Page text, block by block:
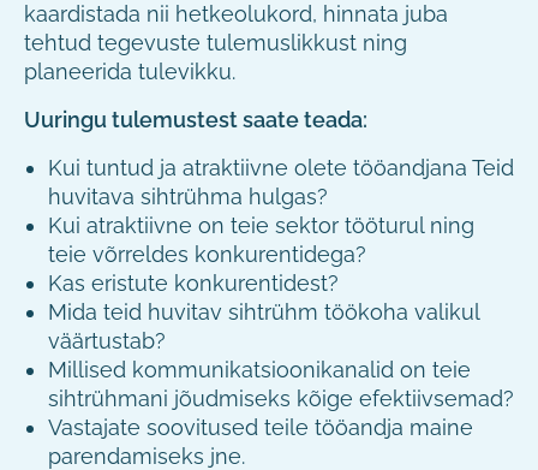
kaardistada nii hetkeolukord, hinnata juba
tehtud tegevuste tulemuslikkust ning
planeerida tulevikku.
Uuringu tulemustest saate teada:
Kui tuntud ja atraktiivne olete tööandjana Teid
huvitava sihtrühma hulgas?
Kui atraktiivne on teie sektor tööturul ning
teie võrreldes konkurentidega?
Kas eristute konkurentidest?
Mida teid huvitav sihtrühm töökoha valikul
väärtustab?
Millised kommunikatsioonikanalid on teie
sihtrühmani jõudmiseks kõige efektiivsemad?
Vastajate soovitused teile tööandja maine
parendamiseks jne.